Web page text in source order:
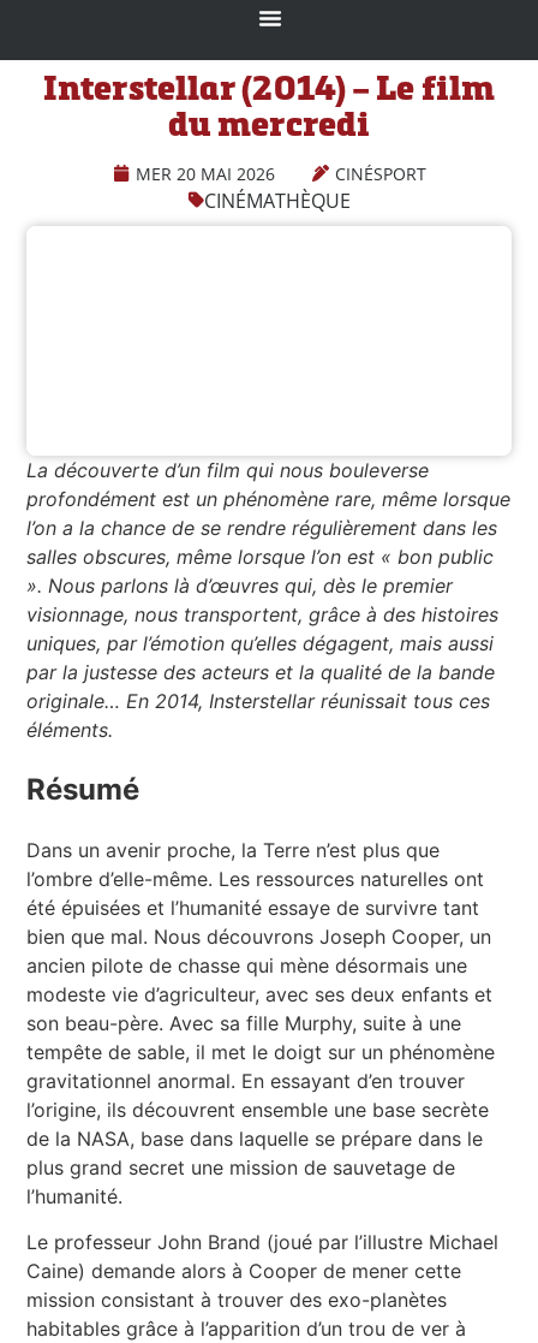
Interstellar (2014) – Le film
du mercredi
MER 20 MAI 2026 CINÉSPORT
CINÉMATHÈQUE
La découverte d’un film qui nous bouleverse
profondément est un phénomène rare, même lorsque
l’on a la chance de se rendre régulièrement dans les
salles obscures, même lorsque l’on est « bon public
». Nous parlons là d’œuvres qui, dès le premier
visionnage, nous transportent, grâce à des histoires
uniques, par l’émotion qu’elles dégagent, mais aussi
par la justesse des acteurs et la qualité de la bande
originale… En 2014, Insterstellar réunissait tous ces
éléments.
Résumé
Dans un avenir proche, la Terre n’est plus que
l’ombre d’elle-même. Les ressources naturelles ont
été épuisées et l’humanité essaye de survivre tant
bien que mal. Nous découvrons Joseph Cooper, un
ancien pilote de chasse qui mène désormais une
modeste vie d’agriculteur, avec ses deux enfants et
son beau-père. Avec sa fille Murphy, suite à une
tempête de sable, il met le doigt sur un phénomène
gravitationnel anormal. En essayant d’en trouver
l’origine, ils découvrent ensemble une base secrète
de la NASA, base dans laquelle se prépare dans le
plus grand secret une mission de sauvetage de
l’humanité.
Le professeur John Brand (joué par l’illustre Michael
Caine) demande alors à Cooper de mener cette
mission consistant à trouver des exo-planètes
habitables grâce à l’apparition d’un trou de ver à